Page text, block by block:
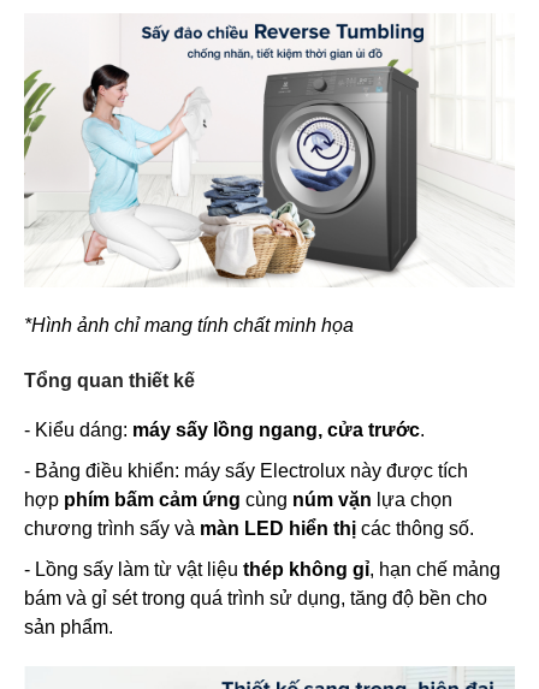
*Hình ảnh chỉ mang tính chất minh họa
Tổng quan thiết kế
- Kiểu dáng: máy sấy lồng ngang, cửa trước.
- Bảng điều khiển: máy sấy Electrolux này được tích
hợp phím bấm cảm ứng cùng núm vặn lựa chọn
chương trình sấy và màn LED hiển thị các thông số.
- Lồng sấy làm từ vật liệu thép không gỉ, hạn chế mảng
bám và gỉ sét trong quá trình sử dụng, tăng độ bền cho
sản phẩm.